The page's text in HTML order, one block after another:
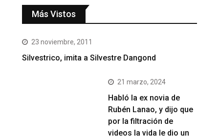
Más Vistos
23 noviembre, 2011
Silvestrico, imita a Silvestre Dangond
21 marzo, 2024
Habló la ex novia de
Rubén Lanao, y dijo que
por la filtración de
videos la vida le dio un